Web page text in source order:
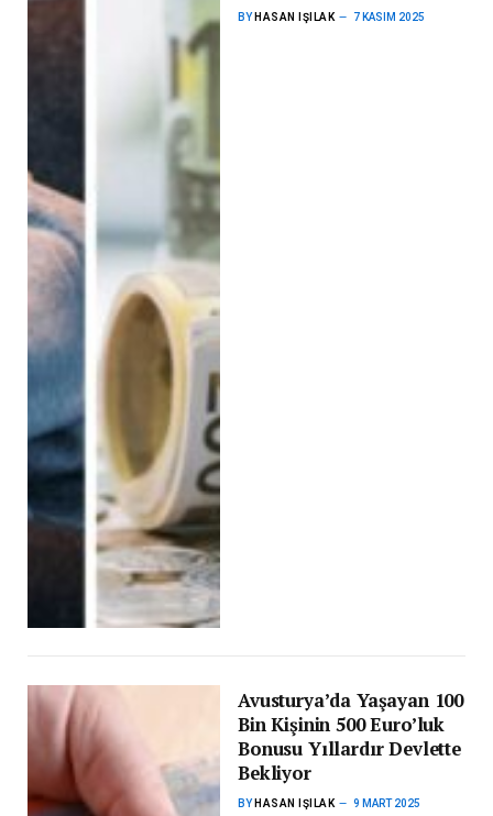
BY HASAN IŞILAK 7 KASIM 2025
Avusturya’da Yaşayan 100
Bin Kişinin 500 Euro’luk
Bonusu Yıllardır Devlette
Bekliyor
BY HASAN IŞILAK 9 MART 2025